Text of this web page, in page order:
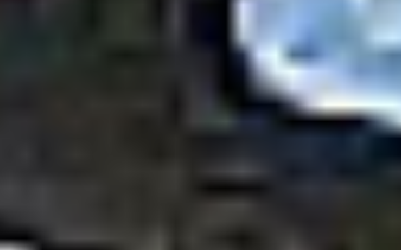
Klauzula Ochrony Danych / Data Protection